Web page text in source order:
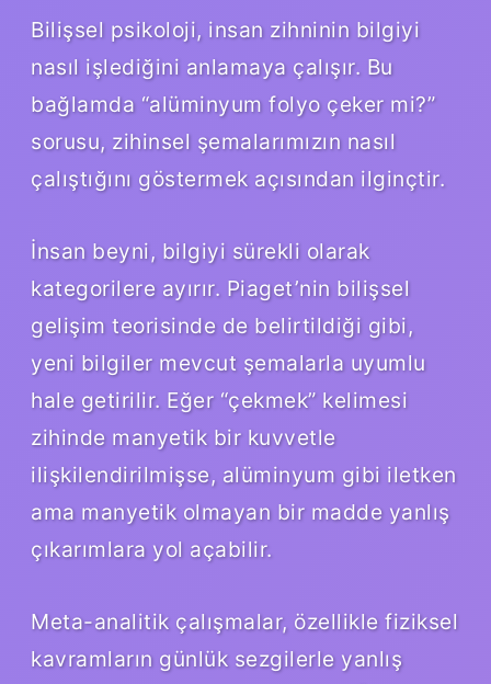
Bilişsel psikoloji, insan zihninin bilgiyi
nasıl işlediğini anlamaya çalışır. Bu
bağlamda “alüminyum folyo çeker mi?”
sorusu, zihinsel şemalarımızın nasıl
çalıştığını göstermek açısından ilginçtir.
İnsan beyni, bilgiyi sürekli olarak
kategorilere ayırır. Piaget’nin bilişsel
gelişim teorisinde de belirtildiği gibi,
yeni bilgiler mevcut şemalarla uyumlu
hale getirilir. Eğer “çekmek” kelimesi
zihinde manyetik bir kuvvetle
ilişkilendirilmişse, alüminyum gibi iletken
ama manyetik olmayan bir madde yanlış
çıkarımlara yol açabilir.
Meta-analitik çalışmalar, özellikle fiziksel
kavramların günlük sezgilerle yanlış